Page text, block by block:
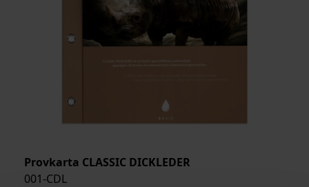
Provkarta CLASSIC DICKLEDER
001-CDL